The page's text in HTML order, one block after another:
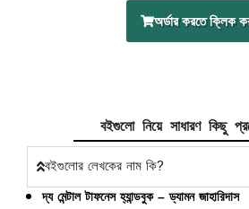
অর্ডার করতে ক্লিক
বইগুলো নিয়ে সাধারণ কিছু
বইগুলোর লেখকের নাম কি?
দ্য মেন্টাল টাফনেস হ্যান্ডবুক – ড্যামন জাহারিদাস